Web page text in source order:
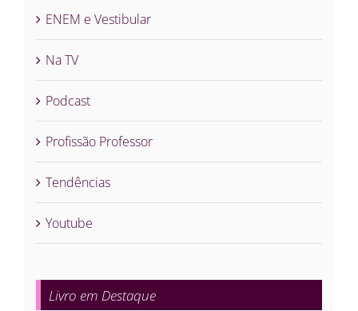
ENEM e Vestibular
Na TV
Podcast
Profissão Professor
Tendências
Youtube
Livro em Destaque